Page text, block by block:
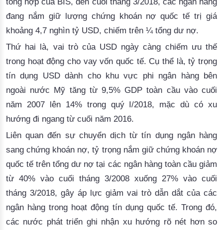
đang nắm giữ lượng chứng khoán nợ quốc tế trị giá
khoảng 4,7 nghìn tỷ USD, chiếm trên ¼ tổng dư nợ.
Thứ hai là, vai trò của USD ngày càng chiếm ưu thế
trong hoạt động cho vay vốn quốc tế. Cụ thể là, tỷ trọng
tín dụng USD dành cho khu vực phi ngân hàng bên
ngoài nước Mỹ tăng từ 9,5% GDP toàn cầu vào cuối
năm 2007 lên 14% trong quý I/2018, mặc dù có xu
hướng đi ngang từ cuối năm 2016.
Liên quan đến sự chuyển dịch từ tín dụng ngân hàng
sang chứng khoán nợ, tỷ trọng nắm giữ chứng khoán nợ
quốc tế trên tổng dư nợ tại các ngân hàng toàn cầu giảm
từ 40% vào cuối tháng 3/2008 xuống 27% vào cuối
tháng 3/2018, gây áp lực giảm vai trò dẫn dắt của các
ngân hàng trong hoạt động tín dụng quốc tế. Trong đó,
các nước phát triển ghi nhận xu hướng rõ nét hơn so